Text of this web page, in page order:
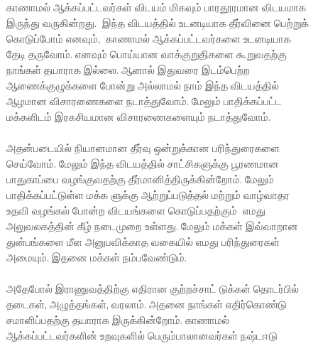
காணாமல் ஆக்கப்பட்டவர்கள் விடயம் மிகவும் பாரதூரமான விடயமாக
இருந்து வருகின்றது. இந்த விடயத்தில் உடனடியாக தீர்வினை பெற்றுக்
கொடுப்போம் எனவும், காணாமல் ஆக்கப்பட்டவர்களை உடனடியாக
தேடி தருவோம். எனவும் பொய்யான வாக்குறுதிகளை கூறுவதற்கு
நாங்கள் தயாராக இல்லை. ஆனால் இதுவரை இடம்பெற்ற
ஆணைக்குழுக்களை போன்று அல்லாமல் நாம் இந்த விடயத்தில்
ஆழமான விசாரணைகளை நடாத்துவோம். மேலும் பாதிக்கப்பட்ட
மக்களிடம் இரகசியமான விசாரணைகளையும் நடாத்துவோம்.
அதன்படையில் நியானமான தீர்வு ஒன்றுக்கான பரிந்துரைகளை
செய்வோம். மேலும் இந்த விடயத்தில் சாட்சிகளுக்கு பூரணமான
பாதுகாப்பை வழங்குவதற்கு தீர்மானித்திருக்கின்றோம். மேலும்
பாதிக்கப்பட்டுள்ள மக்க ளுக்கு ஆற்றுப்படுத்தல் மற்றும் வாழ்வாதர
உதவி வழங்கல் போன்ற விடயங்களை கொடுப்பதற்கும் எமது
அலுவலகத்தின் கீழ் நடைமுறை உள்ளது. மேலும் மக்கள் இவ்வாறான
துன்பங்களை மீள அனுபவிக்காத வகையில் எமது பரிந்துரைகள்
அமையும். இதனை மக்கள் நம்பவேண்டும்.
அதேபோல் இராணுவத்திற்கு எதிரான குற்றச்சாட் டுக்கள் தொடர்பில்
தடைகள், அழுத்தங்கள், வரலாம். அதனை நாங்கள் எதிர்கொண்டு
சமாளிப்பதற்கு தயாராக இருக்கின்றோம். காணாமல்
ஆக்கப்பட்டவர்களின் உறவுகளில் பெரும்பாலானவர்கள் நஷ்டஈடு